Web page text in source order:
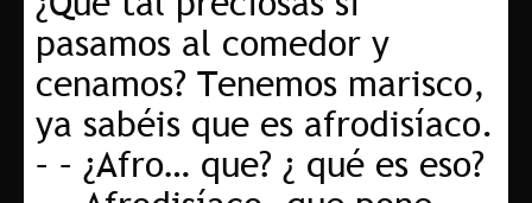
pasamos al comedor y
cenamos? Tenemos marisco,
ya sabéis que es afrodisíaco.
– – ¿Afro… que? ¿ qué es eso?